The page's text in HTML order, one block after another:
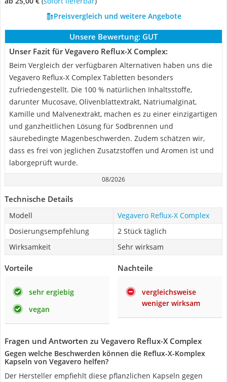
Preisvergleich und weitere Angebote
Unsere Bewertung: GUT
Unser Fazit für Vegavero Reflux-X Complex:
Beim Vergleich der verfügbaren Alternativen haben uns die
Vegavero Reflux-X Complex Tabletten besonders
zufriedengestellt. Die 100 % natürlichen Inhaltsstoffe,
darunter Mucosave, Olivenblattextrakt, Natriumalginat,
Kamille und Malvenextrakt, machen es zu einer einzigartigen
und ganzheitlichen Lösung für Sodbrennen und
säurebedingte Magenbeschwerden. Zudem schätzen wir,
dass es frei von jeglichen Zusatzstoffen und Aromen ist und
laborgeprüft wurde.
08/2026
Technische Details
Modell
Vegavero Reflux-X Complex
Dosierungsempfehlung
2 Stück täglich
Wirksamkeit
Sehr wirksam
Vorteile
sehr ergiebig
vegan
Nachteile
vergleichsweise
weniger wirksam
Fragen und Antworten zu Vegavero Reflux-X Complex
Gegen welche Beschwerden können die Reflux-X-Komplex
Kapseln von Vegavero helfen?
Der Hersteller empfiehlt diese pflanzlichen Kapseln gegen